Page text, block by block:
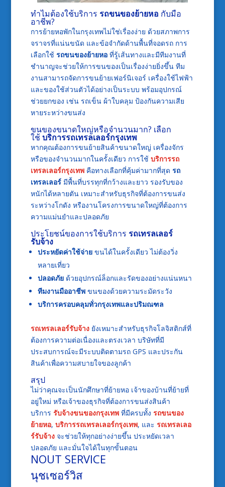
ทำไมต้องใช้บริการ รถขนของย้ายหอ กับมือ
อาชีพ?
การย้ายหอพักในกรุงเทพไม่ใช่เรื่องง่าย ด้วยสภาพการ
จราจรที่แน่นขนัด และข้อจำกัดด้านพื้นที่จอดรถ การ
เลือกใช้ รถขนของย้ายหอที่รู้เส้นทางและมีทีมงานที่
ชำนาญจะช่วยให้การขนของเป็นเรื่องง่ายยิ่งขึ้น ทีม
งานสามารถจัดการขนย้ายเฟอร์นิเจอร์ เครื่องใช้ไฟฟ้า
และของใช้ส่วนตัวได้อย่างเป็นระบบ พร้อมอุปกรณ์
ช่วยยกของ เช่น รถเข็น ผ้าใบคลุม ป้องกันความเสีย
หายระหว่างขนส่ง
ขนของขนาดใหญ่หรือจำนวนมาก? เลือก
ใช้บริการรถเทรลเลอร์กรุงเทพ
หากคุณต้องการขนย้ายสินค้าขนาดใหญ่ เครื่องจักร
หรือของจำนวนมากในครั้งเดียว การใช้ บริการรถ
เทรลเลอร์กรุงเทพคือทางเลือกที่คุ้มค่ามากที่สุด รถ
เทรลเลอร์มีพื้นที่บรรทุกที่กว้างและยาว รองรับของ
หนักได้หลายตัน เหมาะสำหรับธุรกิจที่ต้องการขนส่ง
ระหว่างโกดัง หรืองานโครงการขนาดใหญ่ที่ต้องการ
ความแม่นยำและปลอดภัย
ประโยชน์ของการใช้บริการ รถเทรลเลอร์
รับจ้าง
ประหยัดค่าใช้จ่ายขนได้ในครั้งเดียว ไม่ต้องวิ่ง
หลายเที่ยว
ปลอดภัยด้วยอุปกรณ์ล็อกและรัดของอย่างแน่นหนา
ทีมงานมืออาชีพขนของด้วยความระมัดระวัง
บริการครอบคลุมทั่วกรุงเทพและปริมณฑล
รถเทรลเลอร์รับจ้างยังเหมาะสำหรับธุรกิจโลจิสติกส์ที่
ต้องการความต่อเนื่องและตรงเวลา บริษัทที่มี
ประสบการณ์จะมีระบบติดตามรถ GPS และประกัน
สินค้าเพื่อความสบายใจของลูกค้า
สรุป
ไม่ว่าคุณจะเป็นนักศึกษาที่ย้ายหอ เจ้าของบ้านที่ย้ายที่
อยู่ใหม่ หรือเจ้าของธุรกิจที่ต้องการขนส่งสินค้า
บริการ รับจ้างขนของกรุงเทพที่มีครบทั้ง รถขนของ
ย้ายหอ, บริการรถเทรลเลอร์กรุงเทพ, และ รถเทรลเลอ
ร์รับจ้างจะช่วยให้ทุกอย่างง่ายขึ้น ประหยัดเวลา
ปลอดภัย และมั่นใจได้ในทุกขั้นตอน
NOUT SERVICE
นุชเซอร์วิส